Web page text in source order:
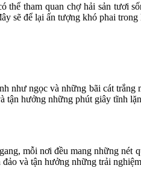
tham quan chợ hải sản tươi
sẽ để lại ấn tượng khó phai
như ngọc và những bãi cát
tận hưởng những phút giây tĩnh
mỗi nơi đều mang những
và tận hưởng những trải